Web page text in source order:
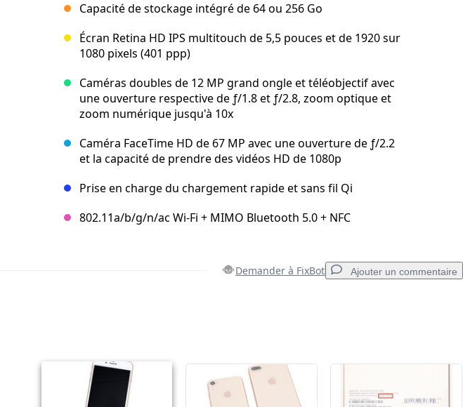
Capacité de stockage intégré de 64 ou 256 Go
Écran Retina HD IPS multitouch de 5,5 pouces et de 1920 sur
1080 pixels (401 ppp)
Caméras doubles de 12 MP grand ongle et téléobjectif avec
une ouverture respective de ƒ/1.8 et ƒ/2.8, zoom optique et
zoom numérique jusqu'à 10x
Caméra FaceTime HD de 67 MP avec une ouverture de ƒ/2.2
et la capacité de prendre des vidéos HD de 1080p
Prise en charge du chargement rapide et sans fil Qi
802.11a/b/g/n/ac Wi‑Fi + MIMO Bluetooth 5.0 + NFC
Demander à FixBot Ajouter un commentaire